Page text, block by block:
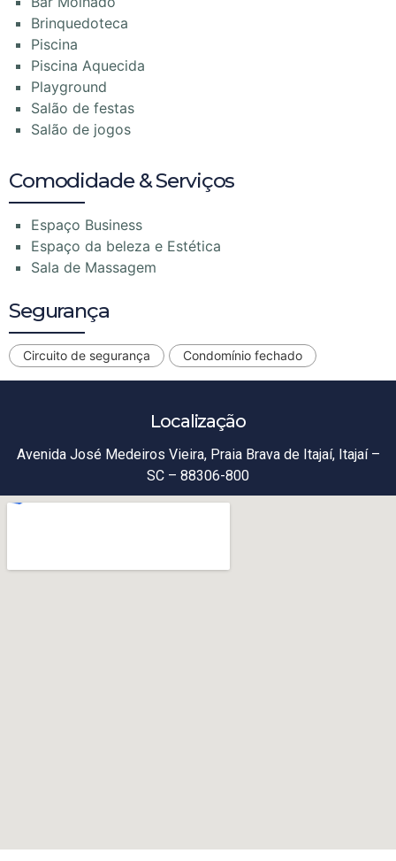
Brinquedoteca
Piscina
Piscina Aquecida
Playground
Salão de festas
Salão de jogos
Comodidade & Serviços
Espaço Business
Espaço da beleza e Estética
Sala de Massagem
Segurança
Circuito de segurança Condomínio fechado
Localização
Avenida José Medeiros Vieira, Praia Brava de Itajaí, Itajaí –
SC – 88306-800